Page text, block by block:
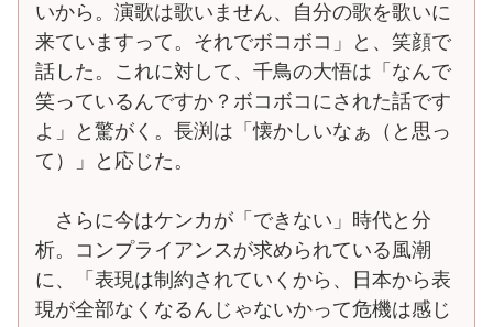
いから。演歌は歌いません、自分の歌を歌いに
来ていますって。それでボコボコ」と、笑顔で
話した。これに対して、千鳥の大悟は「なんで
笑っているんですか？ボコボコにされた話です
よ」と驚がく。長渕は「懐かしいなぁ（と思っ
て）」と応じた。
さらに今はケンカが「できない」時代と分
析。コンプライアンスが求められている風潮
に、「表現は制約されていくから、日本から表
現が全部なくなるんじゃないかって危機は感じ